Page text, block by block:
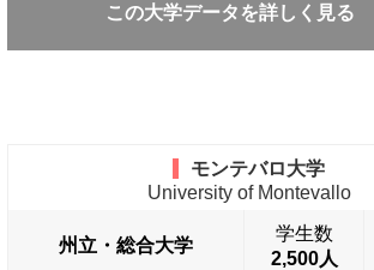
この大学データを詳しく見る
モンテバロ大学
University of Montevallo
州立・総合大学
学生数
2,500人